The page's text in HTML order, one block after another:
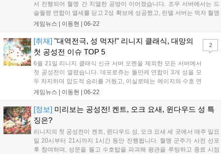
서 진행되어 혈맹 간 치열한 공방이 이어졌습니다. 조우 서버에서는 드
슬월령 연합이 열세를 딛고 2성 확보에 성공했고, 린델 서버는 먹자 혈맹
의 등장으로 1:1:1 구도가 형성되었습니다. 한편 스탯 재분배가 가능한
를 시작했습니다. 또한 빈 주문서가 추가되어 기사 클래스의 생존력이
크게 향상되었으나, 클래스 간 밸런스 논란도 함께 제기되는 등 다채로
운 이슈가 발생한 한 주였습니다....
게임뉴스 | 이동현 06-22
[취재] "대역전극, 성 먹자!" 리니지 클래식, 대망의
첫 공성전 이슈 TOP 5
6월 21일 리니지 클래식 신규 서버 오렌을 제외한 모든 서버에서
첫 공성전이 열렸습니다. 데포로쥬는 똘만케 연합이 3개 성을 모
두 차지하며 압도적 승리를 거뒀고, 이실로테는 에이지와 수호 연
합이 2:1 구도를 형성했습니다. 조우 서버는 드슬월령 연합이 반
이변을 낳았습니다. 한편 린델 서버는 성 먹자 사건으로 큰 논란
이 일었습니다. 이번 공성전은 각 서버의 패권을 확인하는 계기가
되었으며, 향후 월드 서버 등장 시 세력 간의 치열한 경쟁이 더욱
심화될 것으로 전망됩니다. 각 서버의 혈맹들은 이번 결과를 바탕
으로 차주 공성전을 위한 전열 재정비에 돌입할 예정입니다....
게임뉴스 | 이동현 06-22
2
[정보] 미리보는 공성전! 켄트, 오크 요새, 윈다우드 성 특
징은?
리니지의 첫 공성전이 켄트, 윈다우드 성, 오크 요새 세 곳에서 매주 일요
일 20시부터 21시까지 1시간 동안 진행됩니다. 혈맹 군주가 사전 선포
후 참여하며, 성문을 뚫고 수호탑을 파괴해 왕관을 루팅하고 종료 시점